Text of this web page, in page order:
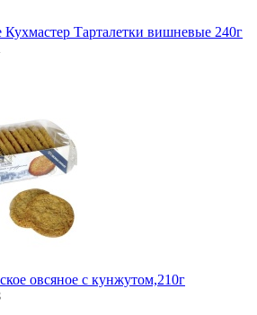
Кухмастер Тарталетки вишневые 240г
овсяное с кунжутом,210г